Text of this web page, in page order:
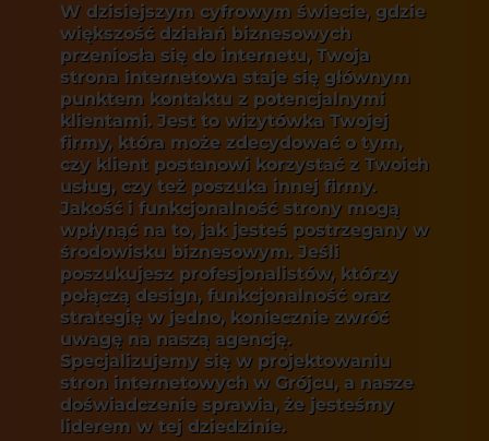
W dzisiejszym cyfrowym świecie, gdzie
większość działań biznesowych
przeniosła się do internetu, Twoja
strona internetowa staje się głównym
punktem kontaktu z potencjalnymi
klientami. Jest to wizytówka Twojej
firmy, która może zdecydować o tym,
czy klient postanowi korzystać z Twoich
usług, czy też poszuka innej firmy.
Jakość i funkcjonalność strony mogą
wpłynąć na to, jak jesteś postrzegany w
środowisku biznesowym. Jeśli
poszukujesz profesjonalistów, którzy
połączą design, funkcjonalność oraz
strategię w jedno, koniecznie zwróć
uwagę na naszą agencję.
Specjalizujemy się w projektowaniu
stron internetowych w Grójcu, a nasze
doświadczenie sprawia, że jesteśmy
liderem w tej dziedzinie.